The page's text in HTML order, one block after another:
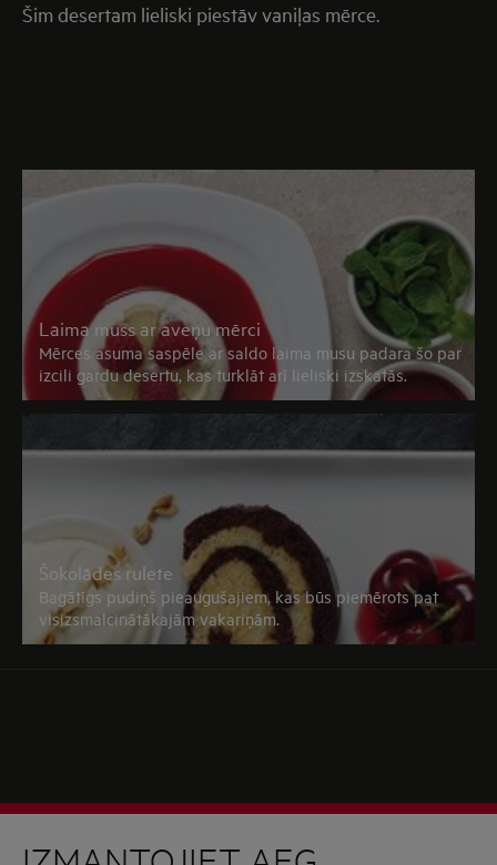
Šim desertam lieliski piestāv vaniļas mērce.
Laima muss ar aveņu mērci
Mērces asuma saspēle ar saldo laima musu padara šo par
izcili gardu desertu, kas turklāt arī lieliski izskatās.
Šokolādes rulete
Bagātīgs pudiņš pieaugušajiem, kas būs piemērots pat
visizsmalcinātākajām vakariņām.